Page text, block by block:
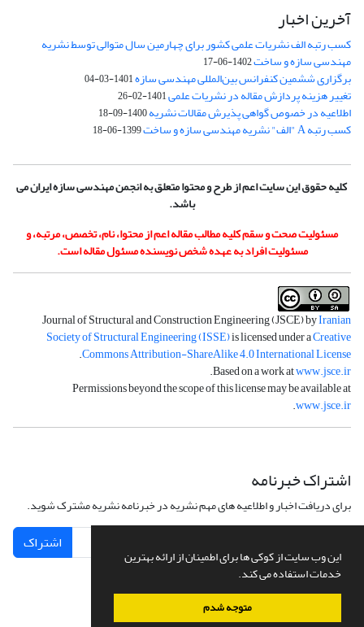
این وب سایت از کوکی ها برای اطمینان از ارائه بهترین
خدمات استفاده می کند.
متوجه شدم
آخرین اخبار
کسب رتبه الف نشریات علمی کشور برای چهارمین سال متوالی توسط نشریه
مهندسی سازه و ساخت1402-06-17
برگزاری ششمین کنفرانس بین‌المللی مهندسی سازه1401-03-04
تغییر هزینه پردازش مقاله در نشریات علمی1401-02-26
اطلاعیه در خصوص گواهی پذیرش مقالات نشریه1400-09-18
کسب رتبه A "الف" نشریه مهندسی سازه و ساخت 1399-06-18
کلیه حقوق این سایت اعم از طرح و محتوا متعلق به انجمن مهندسی سازه ایران می
باشد.
مسئولیت صحت و سقم کلیه مطالب مقاله اعم از محتوا، نام، تخصص، مرتبه، و
مسئولیت افراد به عهده شخص نویسنده مسئول مقاله است.
Journal of Structural and Construction Engineering (JSCE) byIranian
Society of Structural Engineering (ISSE)is licensed under aCreative
Commons Attribution-ShareAlike 4.0 International License
.
Based on a work atwww.jsce.ir
.
Permissions beyond the scope of this license may be available at
www.jsce.ir
.
اشتراک خبرنامه
برای دریافت اخبار و اطلاعیه های مهم نشریه در خبرنامه نشریه مشترک شوید.
اشتراک
سامانه مدیریت نشریات علمی.طراحی و پیاده سازی ازسیناوب